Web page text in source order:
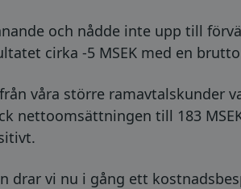
och nådde inte upp till
cirka -5 MSEK med en
våra större ramavtalskunder
nettoomsättningen till 183
drar vi nu i gång ett